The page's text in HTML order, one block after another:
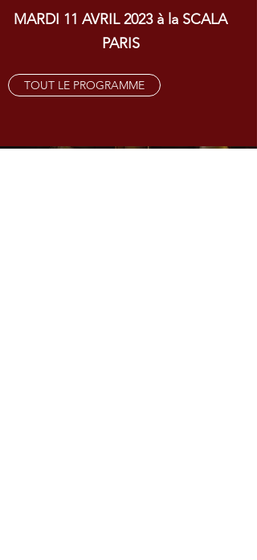
MARDI 11 AVRIL 2023 à la SCALA
PARIS
TOUT LE PROGRAMME